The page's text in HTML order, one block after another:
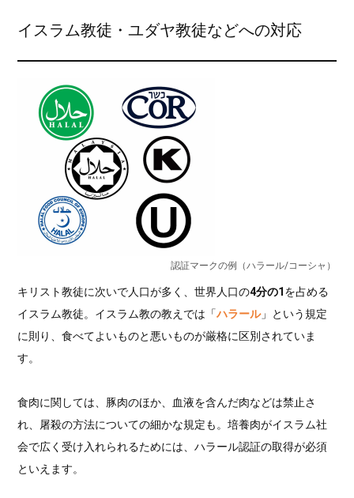
イスラム教徒・ユダヤ教徒などへの対応
認証マークの例（ハラール/コーシャ）
キリスト教徒に次いで人口が多く、世界人口の4分の1を占める
イスラム教徒。イスラム教の教えでは「ハラール」という規定
に則り、食べてよいものと悪いものが厳格に区別されていま
す。
食肉に関しては、豚肉のほか、血液を含んだ肉などは禁止さ
れ、屠殺の方法についての細かな規定も。培養肉がイスラム社
会で広く受け入れられるためには、ハラール認証の取得が必須
といえます。